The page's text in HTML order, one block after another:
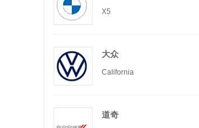
X5
大众
California
道奇